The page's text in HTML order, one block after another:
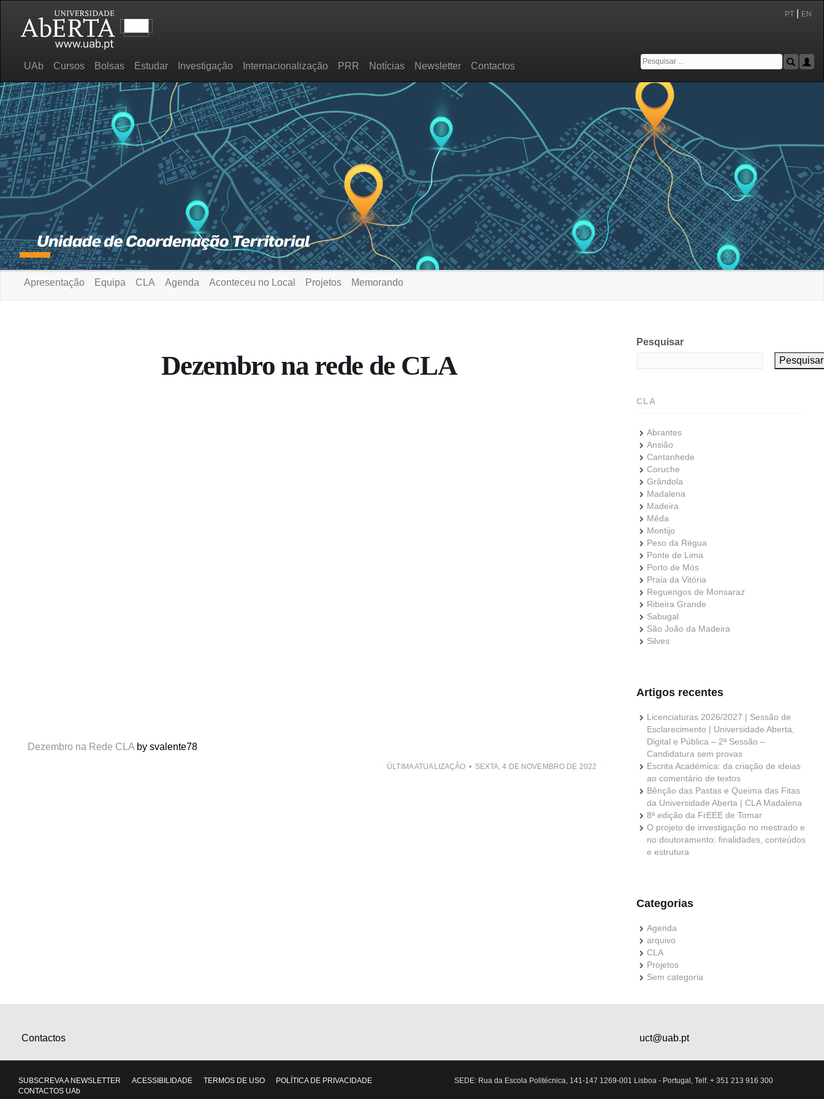
PT| EN
UAb Cursos Bolsas Estudar Investigação Internacionalização PRR Notícias Newsletter Contactos
Apresentação Equipa CLA Agenda Aconteceu no Local Projetos Memorando
Dezembro na rede de CLA
Dezembro na Rede CLA by svalente78
ÚLTIMA ATUALIZAÇÃO SEXTA, 4 DE NOVEMBRO DE 2022
Pesquisar
Pesquisar
CLA
Abrantes
Ansião
Cantanhede
Coruche
Grândola
Madalena
Madeira
Mêda
Montijo
Peso da Régua
Ponte de Lima
Porto de Mós
Praia da Vitória
Reguengos de Monsaraz
Ribeira Grande
Sabugal
São João da Madeira
Silves
Artigos recentes
Licenciaturas 2026/2027 | Sessão de
Esclarecimento | Universidade Aberta,
Digital e Pública – 2ª Sessão –
Candidatura sem provas
Escrita Académica: da criação de ideias
ao comentário de textos
Bênção das Pastas e Queima das Fitas
da Universidade Aberta | CLA Madalena
8ª edição da FrEEE de Tomar
O projeto de investigação no mestrado e
no doutoramento: finalidades, conteúdos
e estrutura
Categorias
Agenda
arquivo
CLA
Projetos
Sem categoria
Contactos uct@uab.pt
SUBSCREVA A NEWSLETTER ACESSIBILIDADE TERMOS DE USO
POLÍTICA DE PRIVACIDADE
CONTACTOS UAb
SEDE: Rua da Escola Politécnica, 141-147 1269-001 Lisboa - Portugal, Telf. + 351 213 916 300